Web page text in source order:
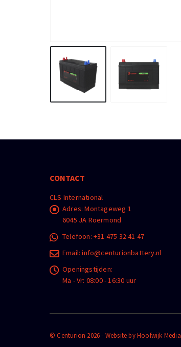
CONTACT
CLS International
Adres: Montageweg 1
6045 JA Roermond
Telefoon: +31 475 32 41 47
Email: info@centurionbattery.nl
Openingstijden:
Ma - Vr: 08:00 - 16:30 uur
© Centurion 2026 - Website byHoofwijk Media